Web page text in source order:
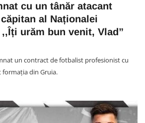
cu un tânăr atacant
al Naționalei
urăm bun venit, Vlad”
un contract de fotbalist profesionist cu
formația din Gruia.